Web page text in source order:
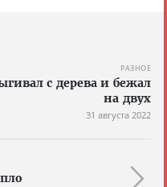
РАЗНОЕ
с дерева и бежал
на двух
31 августа 2022